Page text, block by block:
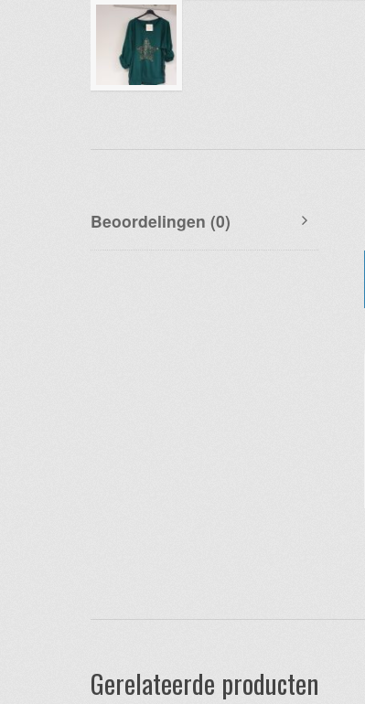
Beoordelingen (0)
Gerelateerde producten